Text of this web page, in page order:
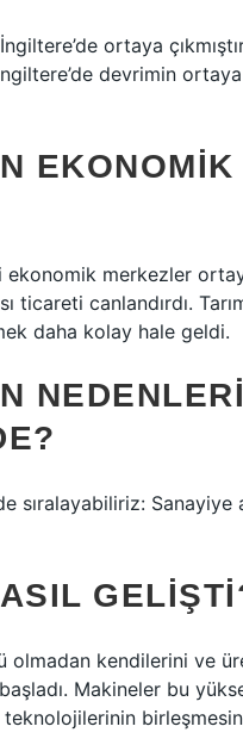
ortaya
devrimin
EKONOMIK
ekonomik merkezler
ticareti canlandırdı.
daha kolay hale geldi.
sıralayabiliriz: Sanayiye
olmadan kendilerini ve
Makineler bu